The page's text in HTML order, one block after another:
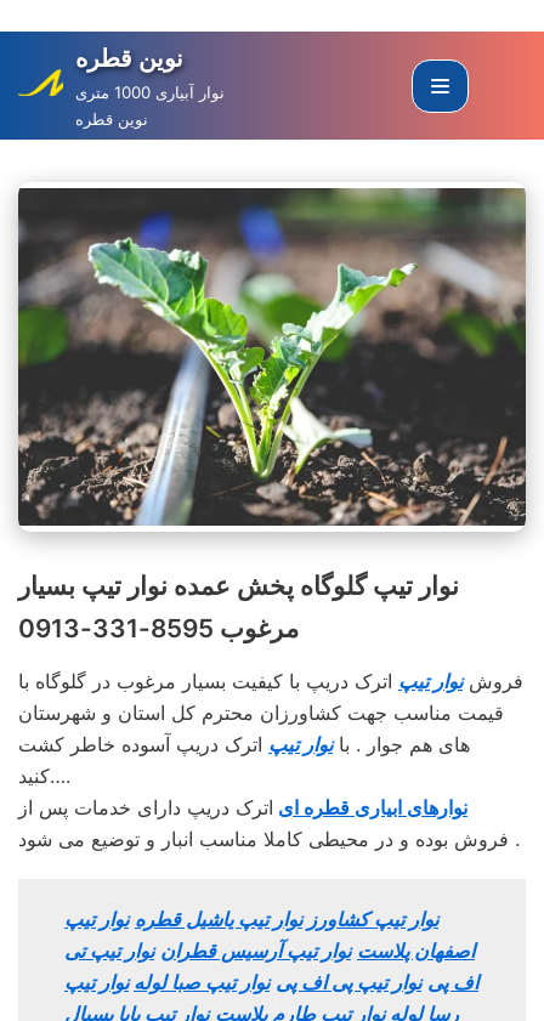
to
content
نوین قطره
نوار آبیاری 1000 متری
نوین قطره
نوار تیپ گلوگاه پخش عمده نوار تیپ بسیار
مرغوب 8595-331-0913
فروشنوار تیپ اترک دریپ با کیفیت بسیار مرغوب در گلوگاه با
قیمت مناسب جهت کشاورزان محترم کل استان و شهرستان
های هم جوار . بانوار تیپ اترک دریپ آسوده خاطر کشت
کنید….
نوارهای ابیاری قطره ای اترک دریپ دارای خدمات پس از
فروش بوده و در محیطی کاملا مناسب انبار و توضیع می شود .
نوار تیپ کشاورز نوار تیپ یاشیل قطره نوار تیپ
اصفهان پلاست نوار تیپ آرسیس قطران نوار تیپ تی
اف پی نوار تیپ پی اف پی نوار تیپ صبا لوله نوار تیپ
رسا لوله نوار تیپ طارم پلاست نوار تیپ پایا بسپال